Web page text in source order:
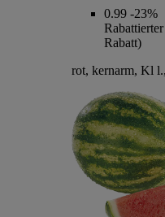
0.99 -23%
Rabatt)
rot, kernarm, Kl